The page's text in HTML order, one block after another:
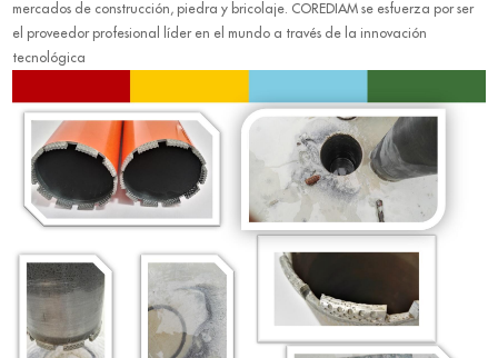
mercados de construcción, piedra y bricolaje. COREDIAM se esfuerza por ser
el proveedor profesional líder en el mundo a través de la innovación
tecnológica